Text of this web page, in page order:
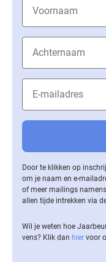
Door te klikken op
om je naam en e-
of meer mailings
allen tijde intrekken via
Wil je weten hoe
vens? Klik dan hier voor